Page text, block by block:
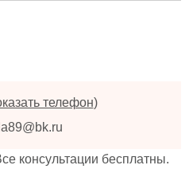
телефон)
консультации бесплатны.